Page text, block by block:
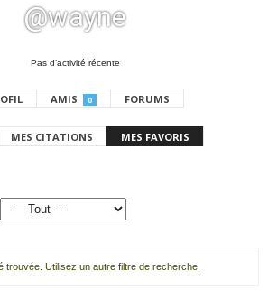
@wayne
Pas d’activité récente
AMIS 0 FORUMS
MES CITATIONS MES FAVORIS
trouvée. Utilisez un autre filtre de recherche.